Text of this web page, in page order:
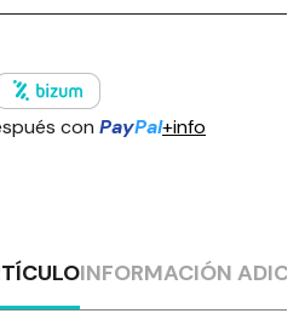
con PayPal+info
INFORMACIÓN